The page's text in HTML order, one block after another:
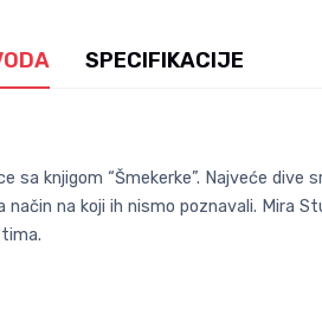
SPECIFIKACIJE
sa knjigom “Šmekerke”. Najveće
na koji ih nismo poznavali. Mira